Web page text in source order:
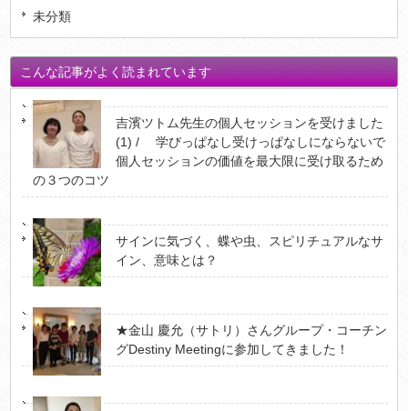
未分類
こんな記事がよく読まれています
吉濱ツトム先生の個人セッションを受けました
(1) / 学びっぱなし受けっぱなしにならないで
個人セッションの価値を最大限に受け取るため
の３つのコツ
サインに気づく、蝶や虫、スピリチュアルなサ
イン、意味とは？
★金山 慶允（サトリ）さんグループ・コーチン
グDestiny Meetingに参加してきました！